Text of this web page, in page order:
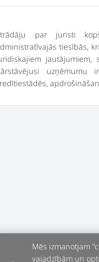
par juristi
tiesībās,
jautājumiem,
uzņēmumu
Mēs izmanotjam
vajadzībām un